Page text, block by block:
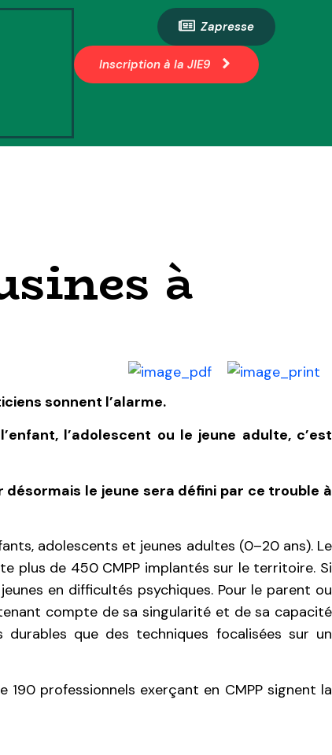
Zapresse
Inscription à la JIE9
à
sonnent l’alarme.
l’adolescent ou le jeune adulte, c’est
le jeune sera défini par ce trouble à
adolescents et jeunes adultes (0–20 ans). Le
plus de 450 CMPP implantés sur le territoire. Si
en difficultés psychiques. Pour le parent ou
tenant compte de sa singularité et de sa capacité
que des techniques focalisées sur un
190 professionnels exerçant en CMPP signent la